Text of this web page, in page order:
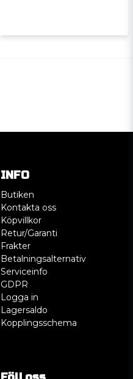
INFO
Butiken
Kontakta oss
Köpvillkor
Retur/Garanti
Frakter
Betalningsalternativ
Serviceinfo
GDPR
Logga in
Lagersaldo
Kopplingsschema